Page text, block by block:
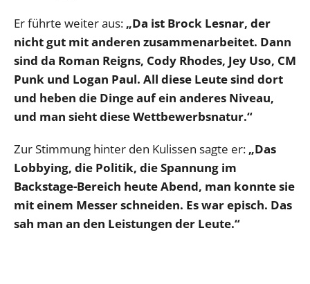
Er führte weiter aus: „Da ist Brock Lesnar, der
nicht gut mit anderen zusammenarbeitet. Dann
sind da Roman Reigns, Cody Rhodes, Jey Uso, CM
Punk und Logan Paul. All diese Leute sind dort
und heben die Dinge auf ein anderes Niveau,
und man sieht diese Wettbewerbsnatur.“
Zur Stimmung hinter den Kulissen sagte er: „Das
Lobbying, die Politik, die Spannung im
Backstage-Bereich heute Abend, man konnte sie
mit einem Messer schneiden. Es war episch. Das
sah man an den Leistungen der Leute.“